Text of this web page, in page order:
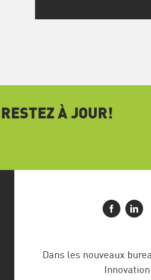
À JOUR!
Dans les nouveaux